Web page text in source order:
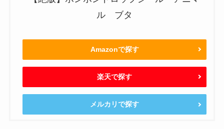
ル ブタ
Amazonで探す
楽天で探す
メルカリで探す